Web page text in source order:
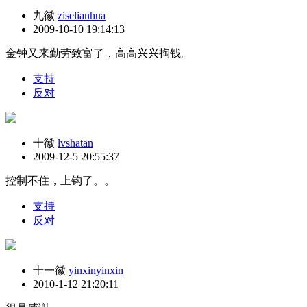
九徽 ziselianhua
2009-10-10 19:14:13
金钟又来勤劳致富了，高高兴兴掏钱。
支持
反对
十徽 lvshatan
2009-12-5 20:55:37
控制不住，上钩了。。
支持
反对
十一徽 yinxinyinxin
2010-1-12 21:20:11